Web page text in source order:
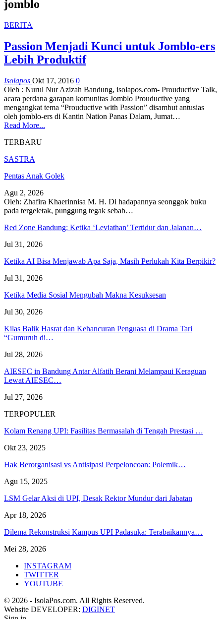
jomblo
BERITA
Passion Menjadi Kunci untuk Jomblo-ers
Lebih Produktif
Isolapos Okt 17, 2016 0
Oleh : Nurul Nur Azizah Bandung, isolapos.com- Prouductive Talk,
acara perdana garapan komunitas Jomblo Prouductive yang
mengangkat tema “Prouductive with Passion” disambut antusias
oleh jomblo-ers di Kantin Nation Panas Dalam, Jumat…
Read More...
TERBARU
SASTRA
Pentas Anak Golek
Agu 2, 2026
Oleh: Zhafira Khaerinnisa M. H. Di hadapannya seonggok buku
pada tergeletak, punggung tegak sebab…
Red Zone Bandung: Ketika ‘Leviathan’ Tertidur dan Jalanan…
Jul 31, 2026
Ketika AI Bisa Menjawab Apa Saja, Masih Perlukah Kita Berpikir?
Jul 31, 2026
Ketika Media Sosial Mengubah Makna Kesuksesan
Jul 30, 2026
Kilas Balik Hasrat dan Kehancuran Penguasa di Drama Tari
“Gumuruh di…
Jul 28, 2026
AIESEC in Bandung Antar Alfatih Berani Melampaui Keraguan
Lewat AIESEC…
Jul 27, 2026
TERPOPULER
Kolam Renang UPI: Fasilitas Bermasalah di Tengah Prestasi …
Okt 23, 2025
Hak Berorganisasi vs Antisipasi Perpeloncoan: Polemik…
Agu 15, 2025
LSM Gelar Aksi di UPI, Desak Rektor Mundur dari Jabatan
Apr 18, 2026
Dilema Rekonstruksi Kampus UPI Padasuka: Terabaikannya…
Mei 28, 2026
INSTAGRAM
TWITTER
YOUTUBE
© 2026 - IsolaPos.com. All Rights Reserved.
Website DEVELOPER: DIGINET